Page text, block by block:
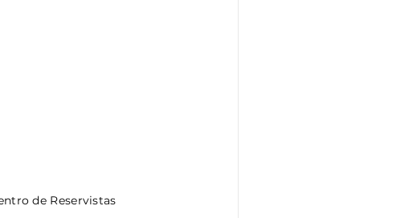
de Reservistas